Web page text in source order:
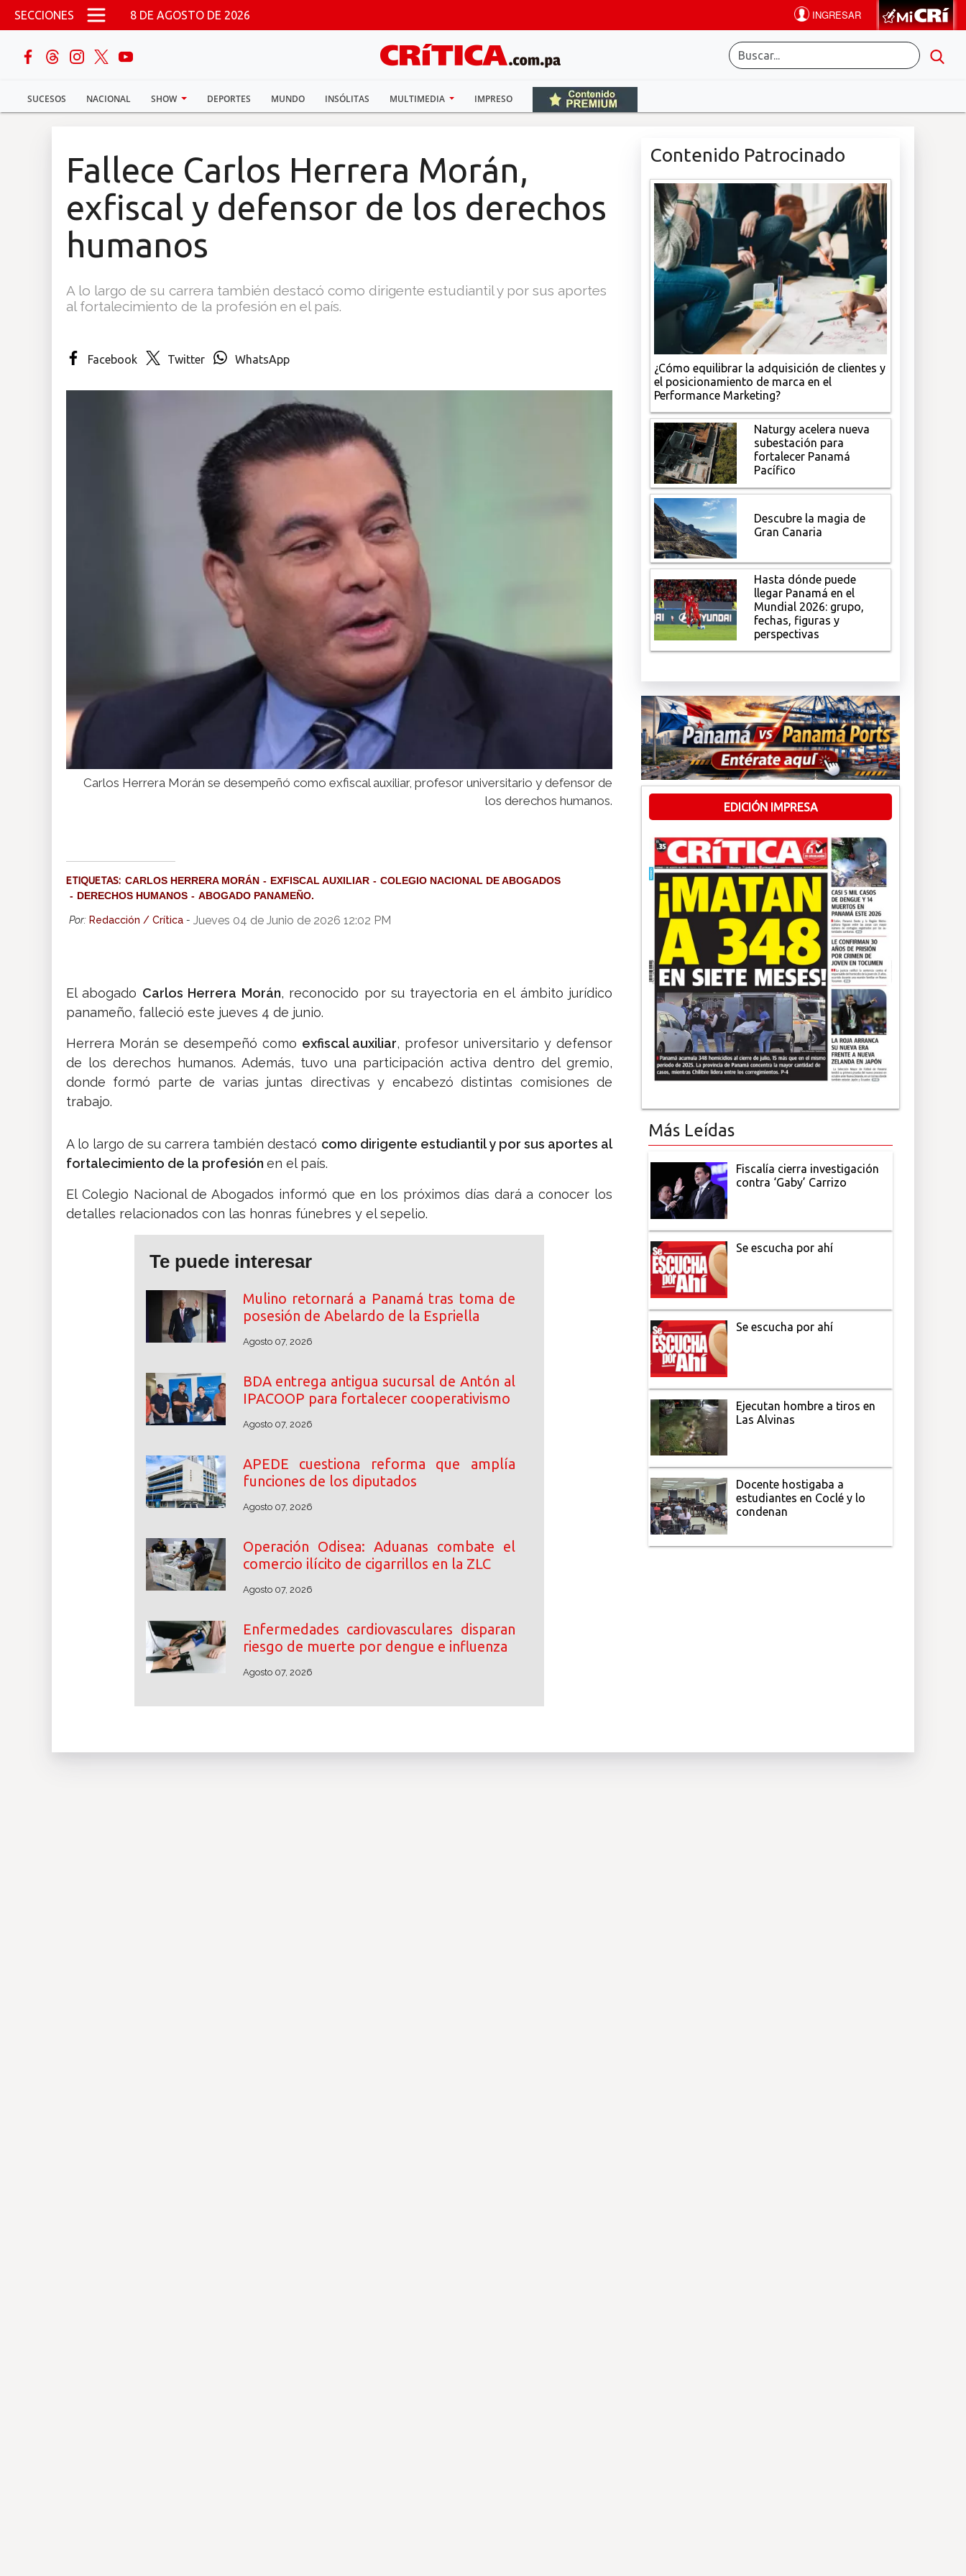
Pasar al contenido principal
SECCIONES 8 DE AGOSTO DE 2026
SUCESOS NACIONAL SHOW DEPORTES MUNDO INSÓLITAS MULTIMEDIA IMPRESO
buscar
Sucesos
Multimedia
Fallece Carlos Herrera Morán,
exfiscal y defensor de los derechos
humanos
A lo largo de su carrera también destacó como dirigente estudiantil y por sus aportes
al fortalecimiento de la profesión en el país.
Facebook Twitter WhatsApp
Carlos Herrera Morán se desempeñó como exfiscal auxiliar, profesor universitario y defensor de
los derechos humanos.
ETIQUETAS: CARLOS HERRERA MORÁN EXFISCAL AUXILIAR
COLEGIO NACIONAL DE ABOGADOS
DERECHOS HUMANOS
ABOGADO PANAMEÑO.
Por: Redacción / Crítica - Jueves 04 de Junio de 2026 12:02 PM
El abogado Carlos Herrera Morán, reconocido por su trayectoria en el ámbito jurídico
panameño, falleció este jueves 4 de junio.
Herrera Morán se desempeñó como exfiscal auxiliar, profesor universitario y defensor
de los derechos humanos. Además, tuvo una participación activa dentro del gremio,
donde formó parte de varias juntas directivas y encabezó distintas comisiones de
trabajo.
A lo largo de su carrera también destacó como dirigente estudiantil y por sus aportes al
fortalecimiento de la profesión en el país.
El Colegio Nacional de Abogados informó que en los próximos días dará a conocer los
detalles relacionados con las honras fúnebres y el sepelio.
Te puede interesar
Mulino retornará a Panamá tras toma de
posesión de Abelardo de la Espriella
Agosto 07, 2026
BDA entrega antigua sucursal de Antón al
IPACOOP para fortalecer cooperativismo
Agosto 07, 2026
APEDE cuestiona reforma que amplía
funciones de los diputados
Agosto 07, 2026
Operación Odisea: Aduanas combate el
comercio ilícito de cigarrillos en la ZLC
Agosto 07, 2026
Enfermedades cardiovasculares disparan
riesgo de muerte por dengue e influenza
Agosto 07, 2026
Contenido Patrocinado
¿Cómo equilibrar la adquisición de clientes y
el posicionamiento de marca en el
Performance Marketing?
Naturgy acelera nueva
subestación para
fortalecer Panamá
Pacífico
Descubre la magia de
Gran Canaria
Hasta dónde puede
llegar Panamá en el
Mundial 2026: grupo,
fechas, figuras y
perspectivas
EDICIÓN IMPRESA
Más Leídas
Fiscalía cierra investigación
contra ‘Gaby’ Carrizo
Se escucha por ahí
Se escucha por ahí
Ejecutan hombre a tiros en
Las Alvinas
Docente hostigaba a
estudiantes en Coclé y lo
condenan